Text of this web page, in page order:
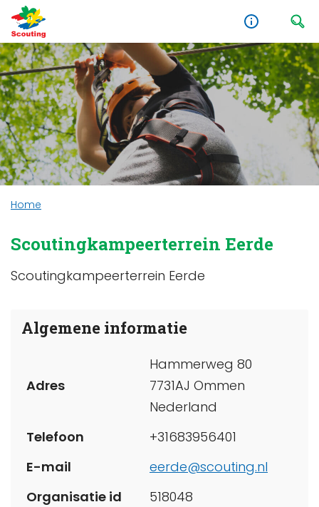
Home
Scoutingkampeerterrein Eerde
Scoutingkampeerterrein Eerde
Algemene informatie
Adres
Hammerweg 80
7731AJ Ommen
Nederland
Telefoon
+31683956401
E-mail
eerde@scouting.nl
Organisatie id
518048